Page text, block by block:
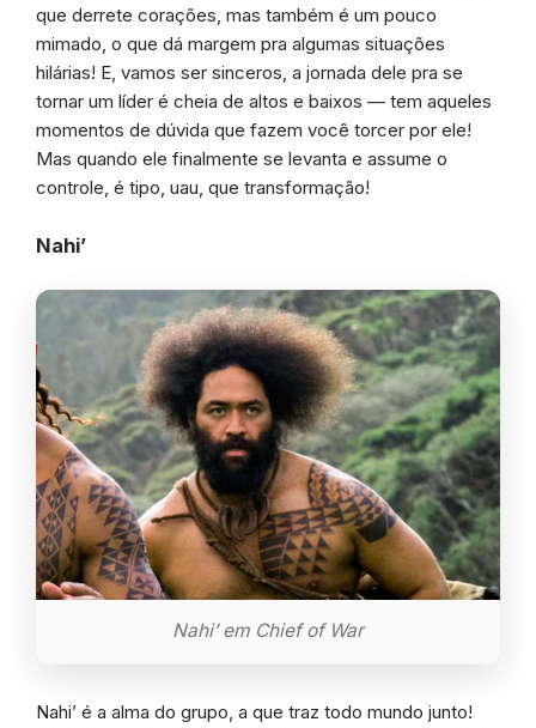
que derrete corações, mas também é um pouco
mimado, o que dá margem pra algumas situações
hilárias! E, vamos ser sinceros, a jornada dele pra se
tornar um líder é cheia de altos e baixos — tem aqueles
momentos de dúvida que fazem você torcer por ele!
Mas quando ele finalmente se levanta e assume o
controle, é tipo, uau, que transformação!
Nahi’
Nahi’ em Chief of War
Nahi’ é a alma do grupo, a que traz todo mundo junto!